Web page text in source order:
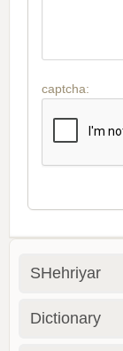
captcha:
SHehriyar
Dictionary